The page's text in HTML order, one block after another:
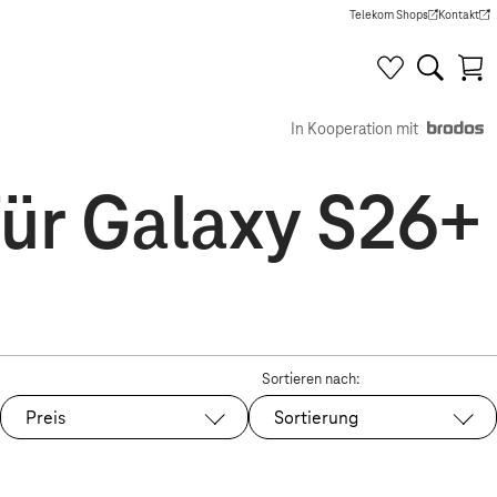
Telekom Shops
(Wird in einem neuen Tab
Kontakt
(Wird in
In Kooperation mit
Galaxy S26+
Preis
Sortieren nach:
Sortierung